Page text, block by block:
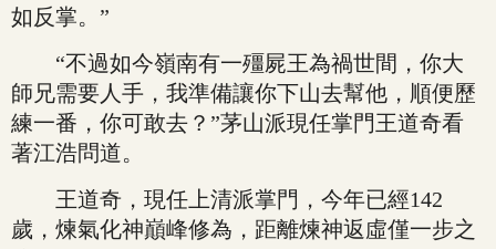
如反掌。”
“不過如今嶺南有一殭屍王為禍世間，你大
師兄需要人手，我準備讓你下山去幫他，順便歷
練一番，你可敢去？”茅山派現任掌門王道奇看
著江浩問道。
王道奇，現任上清派掌門，今年已經142
歲，煉氣化神巔峰修為，距離煉神返虛僅一步之